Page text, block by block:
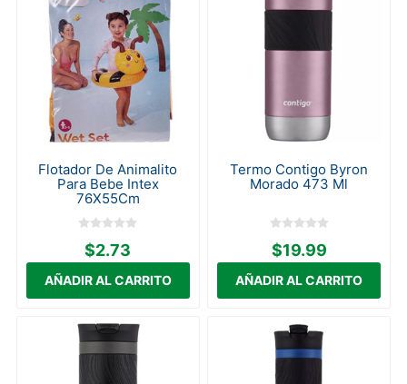
Flotador De Animalito
Para Bebe Intex
76X55Cm
$2.73
Termo Contigo Byron
Morado 473 Ml
$19.99